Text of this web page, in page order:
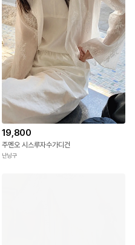
19,800
주멘오 시스루자수가디건
난닝구